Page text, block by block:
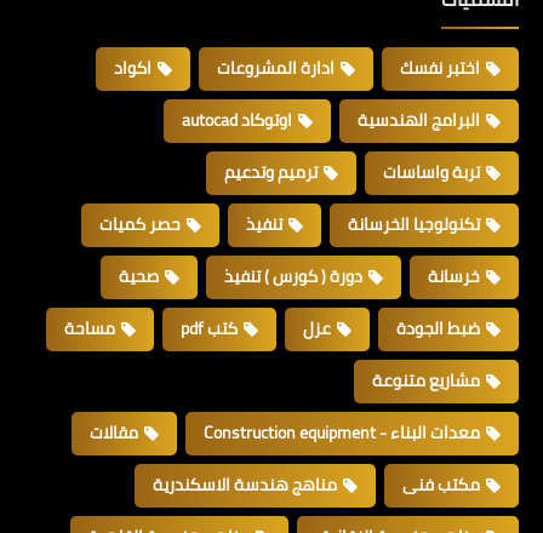
اختبر نفسك ادارة المشروعات
اكواد
البرامج الهندسية
اوتوكاد autocad
تربة واساسات
ترميم وتدعيم
تكنولوجيا الخرسانة
تنفيذ
حصر كميات
خرسانة
دورة ( كورس ) تنفيذ
صحية
ضبط الجودة
عزل كتب pdf
مساحة
مشاريع متنوعة
معدات البناء - Construction equipment
مقالات
مكتب فنى
مناهج هندسة الاسكندرية